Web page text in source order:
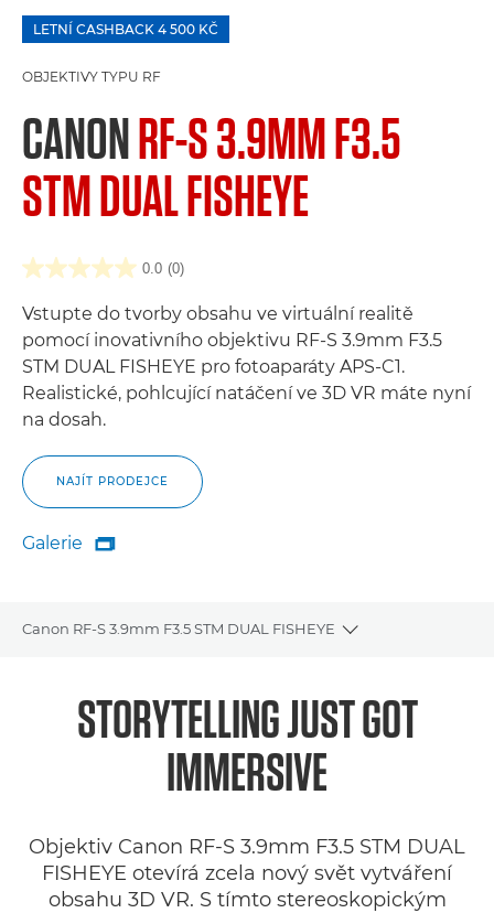
LETNÍ CASHBACK 4 500 KČ
OBJEKTIVY TYPU RF
CANONRF-S 3.9MM F3.5
STM DUAL FISHEYE
0.0 (0)
Vstupte do tvorby obsahu ve virtuální realitě
pomocí inovativního objektivu RF-S 3.9mm F3.5
STM DUAL FISHEYE pro fotoaparáty APS-C1.
Realistické, pohlcující natáčení ve 3D VR máte nyní
na dosah.
NAJÍT PRODEJCE
Galerie
Galerie

Canon RF-S 3.9mm F3.5 STM DUAL FISHEYE
Toggle
Specifikace
Podpora
STORYTELLING JUST GOT
IMMERSIVE
Objektiv Canon RF-S 3.9mm F3.5 STM DUAL
FISHEYE otevírá zcela nový svět vytváření
obsahu 3D VR. S tímto stereoskopickým